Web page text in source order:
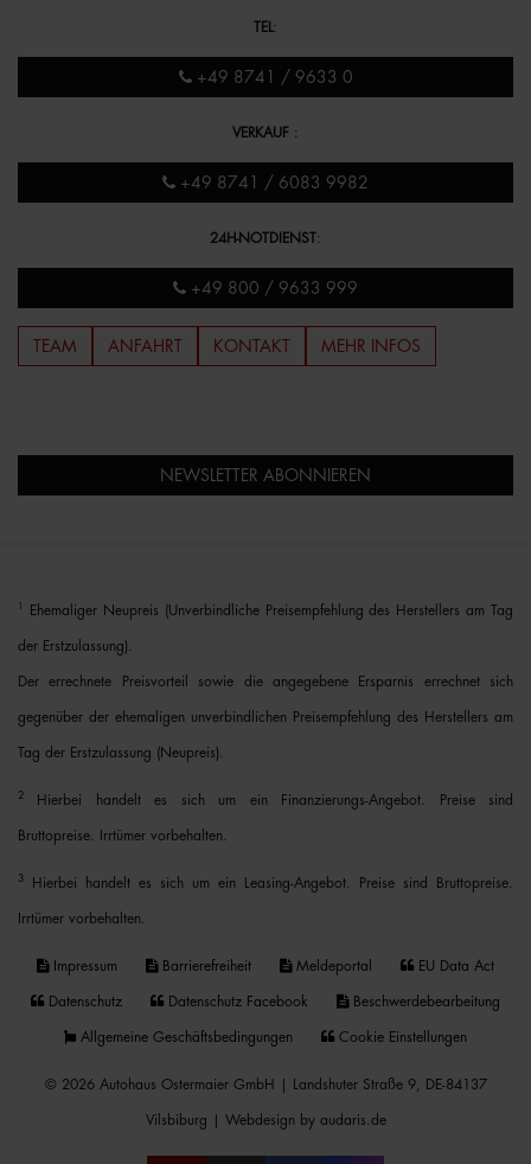
TEL :
+49 8741 / 9633 0
VERKAUF :
+49 8741 / 6083 9982
24H-NOTDIENST:
+49 800 / 9633 999
TEAM ANFAHRT KONTAKT MEHR INFOS
NEWSLETTER ABONNIEREN
Ehemaliger Neupreis (Unverbindliche Preisempfehlung des Herstellers am Tag
der Erstzulassung).
Der errechnete Preisvorteil sowie die angegebene Ersparnis errechnet sich
gegenüber der ehemaligen unverbindlichen Preisempfehlung des Herstellers am
Tag der Erstzulassung (Neupreis).
2 Hierbei handelt es sich um ein Finanzierungs-Angebot. Preise sind
Bruttopreise. Irrtümer vorbehalten.
3 Hierbei handelt es sich um ein Leasing-Angebot. Preise sind Bruttopreise.
Irrtümer vorbehalten.
Impressum Barrierefreiheit Meldeportal EU Data Act
Datenschutz Datenschutz Facebook Beschwerdebearbeitung
Allgemeine Geschäftsbedingungen Cookie Einstellungen
© 2026 Autohaus Ostermaier GmbH | Landshuter Straße 9, DE-84137
Vilsbiburg | Webdesign by audaris.de